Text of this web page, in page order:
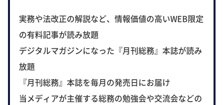
実務や法改正の解説など、情報価値の高いWEB限定
の有料記事が読み放題
デジタルマガジンになった『月刊総務』本誌が読み
放題
『月刊総務』本誌を毎月の発売日にお届け
当メディアが主催する総務の勉強会や交流会などの